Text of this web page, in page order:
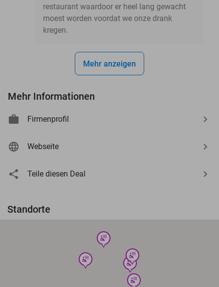
restaurant waardoor er heel lang gewacht
moest worden voordat we onze drank
kregen.
Mehr anzeigen
Mehr Informationen
Firmenprofil
Webseite
Teile diesen Deal
Standorte
wellness
wellness
wellness
wellness
wellness